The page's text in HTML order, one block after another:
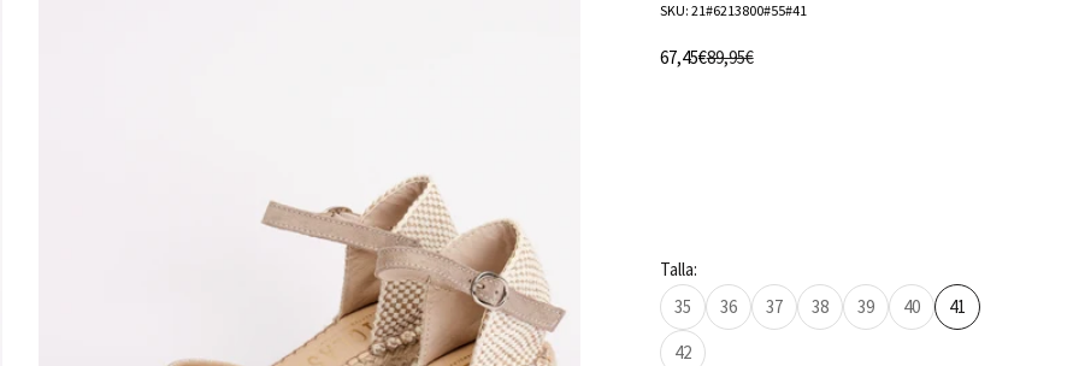
SKU: 21#6213800#55#41
Sale price
67,45€Regular price
89,95€
Talla:
35
36 37 38 39 40
41
42